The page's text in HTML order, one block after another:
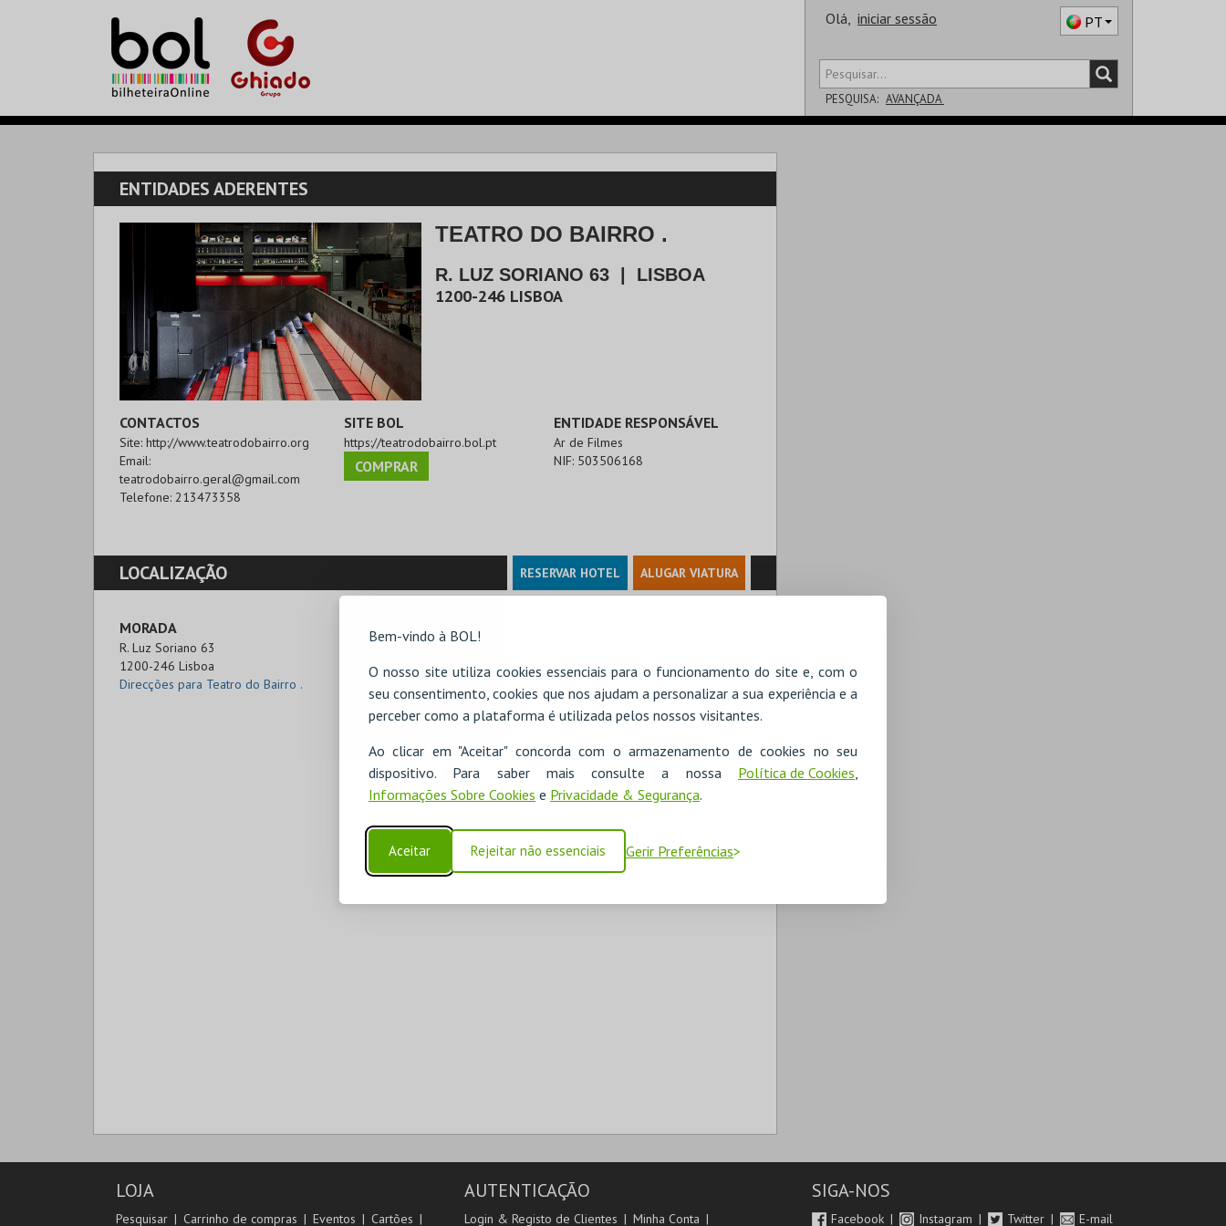
Bem-vindo à BOL!
O nosso site utiliza cookies essenciais para o funcionamento do site e, com o
seu consentimento, cookies que nos ajudam a personalizar a sua experiência e a
perceber como a plataforma é utilizada pelos nossos visitantes.
Ao clicar em "Aceitar" concorda com o armazenamento de cookies no seu
dispositivo. Para saber mais consulte a nossa Política de Cookies,
Informações Sobre Cookies e Privacidade & Segurança.
Aceitar Rejeitar não essenciais Gerir Preferências
Olá, iniciar sessão PT
PESQUISA: AVANÇADA
ENTIDADES ADERENTES
TEATRO DO BAIRRO .
R. LUZ SORIANO 63 LISBOA
1200-246 LISBOA
CONTACTOS
Site: http://www.teatrodobairro.org
Email:
teatrodobairro.geral@gmail.com
Telefone: 213473358
SITE BOL
https://teatrodobairro.bol.pt
COMPRAR
ENTIDADE RESPONSÁVEL
Ar de Filmes
NIF: 503506168
LOCALIZAÇÃO RESERVAR HOTEL ALUGAR VIATURA
MORADA
R. Luz Soriano 63
1200-246 Lisboa
Direcções para Teatro do Bairro .
LOJA
Pesquisar Carrinho de compras Eventos Cartões
AUTENTICAÇÃO
Login & Registo de Clientes Minha Conta
SIGA-NOS
Facebook Instagram Twitter E-mail